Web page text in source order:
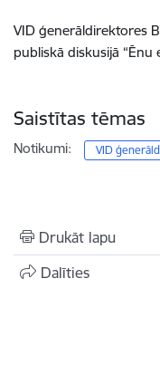
VID ģenerāldirektores
publiskā diskusijā “Ēnu
Saistītas tēmas
Notikumi: VID
Drukāt lapu
Dalīties